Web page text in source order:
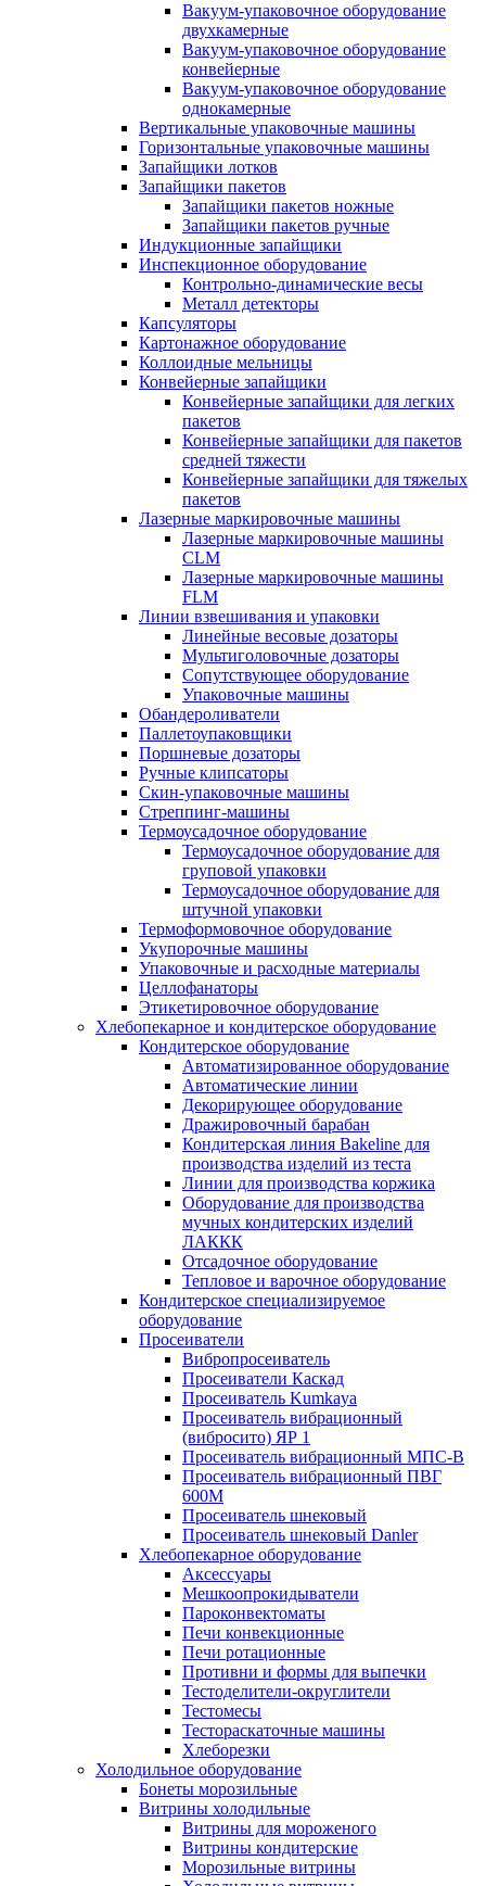
Вакуум-упаковочное оборудование
двухкамерные
Вакуум-упаковочное оборудование
конвейерные
Вакуум-упаковочное оборудование
однокамерные
Вертикальные упаковочные машины
Горизонтальные упаковочные машины
Запайщики лотков
Запайщики пакетов
Запайщики пакетов ножные
Запайщики пакетов ручные
Индукционные запайщики
Инспекционное оборудование
Контрольно-динамические весы
Металл детекторы
Капсуляторы
Картонажное оборудование
Коллоидные мельницы
Конвейерные запайщики
Конвейерные запайщики для легких
пакетов
Конвейерные запайщики для пакетов
средней тяжести
Конвейерные запайщики для тяжелых
пакетов
Лазерные маркировочные машины
Лазерные маркировочные машины
CLM
Лазерные маркировочные машины
FLM
Линии взвешивания и упаковки
Линейные весовые дозаторы
Мультиголовочные дозаторы
Сопутствующее оборудование
Упаковочные машины
Обандероливатели
Паллетоупаковщики
Поршневые дозаторы
Ручные клипсаторы
Скин-упаковочные машины
Стреппинг-машины
Термоусадочное оборудование
Термоусадочное оборудование для
груповой упаковки
Термоусадочное оборудование для
штучной упаковки
Термоформовочное оборудование
Укупорочные машины
Упаковочные и расходные материалы
Целлофанаторы
Этикетировочное оборудование
Хлебопекарное и кондитерское оборудование
Кондитерское оборудование
Автоматизированное оборудование
Автоматические линии
Декорирующее оборудование
Дражировочный барабан
Кондитерская линия Bakeline для
производства изделий из теста
Линии для производства коржика
Оборудование для производства
мучных кондитерских изделий
ЛАККК
Отсадочное оборудование
Тепловое и варочное оборудование
Кондитерское специализируемое
оборудование
Просеиватели
Вибропросеиватель
Просеиватели Каскад
Просеиватель Kumkaya
Просеиватель вибрационный
(вибросито) ЯР 1
Просеиватель вибрационный МПС-В
Просеиватель вибрационный ПВГ
600М
Просеиватель шнековый
Просеиватель шнековый Danler
Хлебопекарное оборудование
Аксессуары
Мешкоопрокидыватели
Пароконвектоматы
Печи конвекционные
Печи ротационные
Противни и формы для выпечки
Тестоделители-округлители
Тестомесы
Тестораскаточные машины
Хлеборезки
Холодильное оборудование
Бонеты морозильные
Витрины холодильные
Витрины для мороженого
Витрины кондитерские
Морозильные витрины